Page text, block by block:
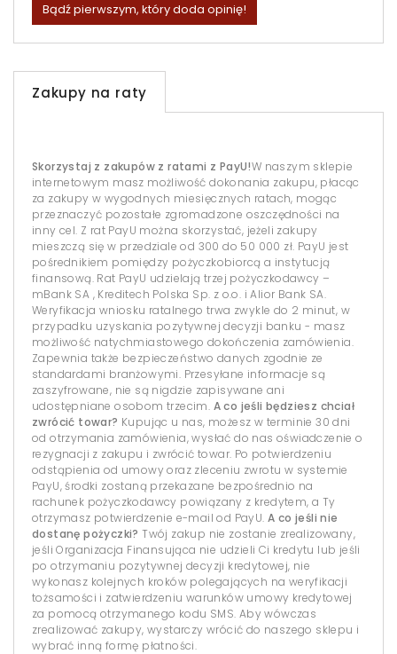
Bądź pierwszym, który doda opinię!
Zakupy na raty
Skorzystaj z zakupów z ratami z PayU!W naszym sklepie
internetowym masz możliwość dokonania zakupu, płacąc
za zakupy w wygodnych miesięcznych ratach, mogąc
przeznaczyć pozostałe zgromadzone oszczędności na
inny cel. Z rat PayU można skorzystać, jeżeli zakupy
mieszczą się w przedziale od 300 do 50 000 zł. PayU jest
pośrednikiem pomiędzy pożyczkobiorcą a instytucją
finansową. Rat PayU udzielają trzej pożyczkodawcy –
mBank SA , Kreditech Polska Sp. z o.o. i Alior Bank SA.
Weryfikacja wniosku ratalnego trwa zwykle do 2 minut, w
przypadku uzyskania pozytywnej decyzji banku - masz
możliwość natychmiastowego dokończenia zamówienia.
Zapewnia także bezpieczeństwo danych zgodnie ze
standardami branżowymi. Przesyłane informacje są
zaszyfrowane, nie są nigdzie zapisywane ani
udostępniane osobom trzecim. A co jeśli będziesz chciał
zwrócić towar? Kupując u nas, możesz w terminie 30 dni
od otrzymania zamówienia, wysłać do nas oświadczenie o
rezygnacji z zakupu i zwrócić towar. Po potwierdzeniu
odstąpienia od umowy oraz zleceniu zwrotu w systemie
PayU, środki zostaną przekazane bezpośrednio na
rachunek pożyczkodawcy powiązany z kredytem, a Ty
otrzymasz potwierdzenie e-mail od PayU. A co jeśli nie
dostanę pożyczki? Twój zakup nie zostanie zrealizowany,
jeśli Organizacja Finansująca nie udzieli Ci kredytu lub jeśli
po otrzymaniu pozytywnej decyzji kredytowej, nie
wykonasz kolejnych kroków polegających na weryfikacji
tożsamości i zatwierdzeniu warunków umowy kredytowej
za pomocą otrzymanego kodu SMS. Aby wówczas
zrealizować zakupy, wystarczy wrócić do naszego sklepu i
wybrać inną formę płatności.